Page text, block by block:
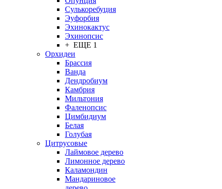
Сулькоребуция
Эуфорбия
Эхинокактус
Эхинопсис
+ ЕЩЕ 1
Орхидеи
Брассия
Ванда
Дендробиум
Камбрия
Мильтония
Фаленопсис
Цимбидиум
Белая
Голубая
Цитрусовые
Лаймовое дерево
Лимонное дерево
Каламондин
Мандариновое